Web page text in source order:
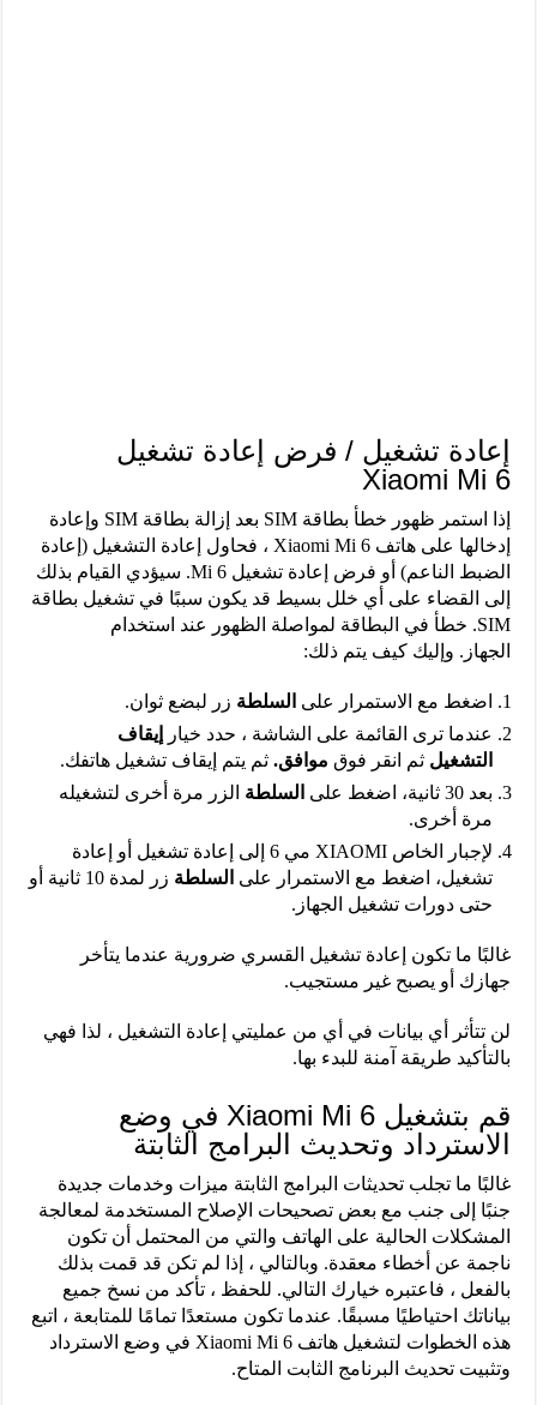
إعادة تشغيل / فرض إعادة تشغيل
Xiaomi Mi 6
إذا استمر ظهور خطأ بطاقة SIM بعد إزالة بطاقة SIM وإعادة
إدخالها على هاتف Xiaomi Mi 6 ، فحاول إعادة التشغيل (إعادة
الضبط الناعم) أو فرض إعادة تشغيل Mi 6. سيؤدي القيام بذلك
إلى القضاء على أي خلل بسيط قد يكون سببًا في تشغيل بطاقة
SIM. خطأ في البطاقة لمواصلة الظهور عند استخدام
الجهاز. وإليك كيف يتم ذلك:
اضغط مع الاستمرار على السلطة زر لبضع ثوان.
عندما ترى القائمة على الشاشة ، حدد خيار
إيقاف
التشغيل ثم انقر فوق موافق. ثم يتم إيقاف تشغيل هاتفك.
بعد 30 ثانية، اضغط على
السلطة الزر مرة أخرى لتشغيله
مرة أخرى.
لإجبار الخاص XIAOMI مي 6 إلى إعادة تشغيل أو إعادة
تشغيل، اضغط مع الاستمرار على السلطة
زر لمدة 10 ثانية أو
حتى دورات تشغيل الجهاز.
غالبًا ما تكون إعادة تشغيل القسري ضرورية عندما يتأخر
جهازك أو يصبح غير مستجيب.
لن تتأثر أي بيانات في أي من عمليتي إعادة التشغيل ، لذا فهي
بالتأكيد طريقة آمنة للبدء بها.
قم بتشغيل Xiaomi Mi 6 في وضع
الاسترداد وتحديث البرامج الثابتة
غالبًا ما تجلب تحديثات البرامج الثابتة ميزات وخدمات جديدة
جنبًا إلى جنب مع بعض تصحيحات الإصلاح المستخدمة لمعالجة
المشكلات الحالية على الهاتف والتي من المحتمل أن تكون
ناجمة عن أخطاء معقدة. وبالتالي ، إذا لم تكن قد قمت بذلك
بالفعل ، فاعتبره خيارك التالي. للحفظ ، تأكد من نسخ جميع
بياناتك احتياطيًا مسبقًا. عندما تكون مستعدًا تمامًا للمتابعة ، اتبع
هذه الخطوات لتشغيل هاتف Xiaomi Mi 6 في وضع الاسترداد
وتثبيت تحديث البرنامج الثابت المتاح.